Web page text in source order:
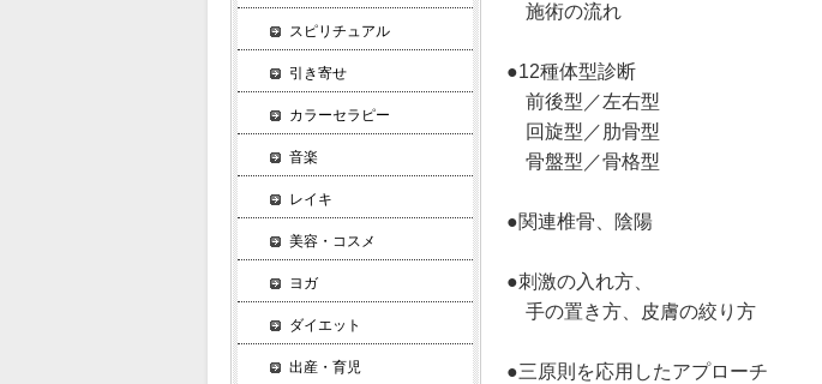
施術の流れ
●12種体型診断
前後型／左右型
回旋型／肋骨型
骨盤型／骨格型
●関連椎骨、陰陽
●刺激の入れ方、
手の置き方、皮膚の絞り方
●三原則を応用したアプローチ
スピリチュアル
引き寄せ
カラーセラピー
音楽
レイキ
美容・コスメ
ヨガ
ダイエット
出産・育児